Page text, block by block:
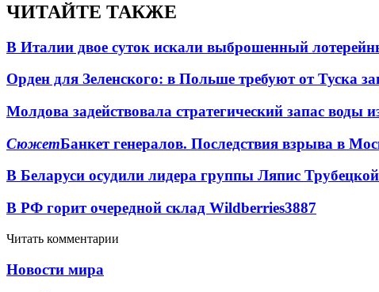
ЧИТАЙТЕ ТАКЖЕ
В Италии двое суток искали выброшенный
Орден для Зеленского: в Польше требуют от Туска
Молдова задействовала стратегический запас воды
СюжетБанкет генералов. Последствия взрыва в
В Беларуси осудили лидера группы Ляпис
В РФ горит очередной склад Wildberries3887
Читать комментарии
Новости мира